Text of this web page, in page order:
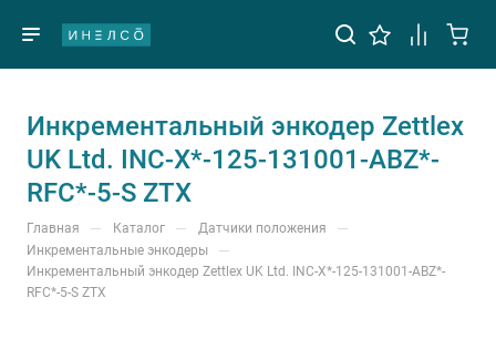
Инкрементальный энкодер Zettlex
UK Ltd. INC-X*-125-131001-ABZ*-
RFC*-5-S ZTX
Главная — Каталог — Датчики положения —
Инкрементальные энкодеры —
Инкрементальный энкодер Zettlex UK Ltd. INC-X*-125-131001-ABZ*-
RFC*-5-S ZTX